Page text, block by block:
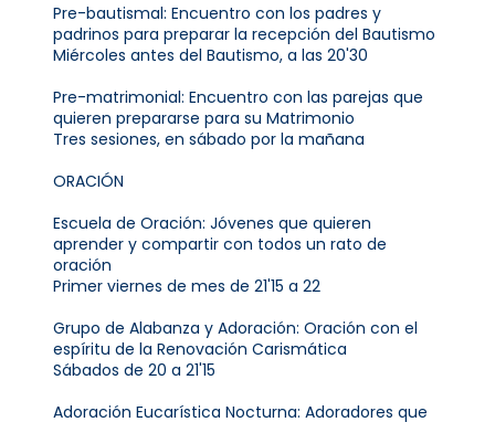
Pre-bautismal: Encuentro con los padres y
padrinos para preparar la recepción del Bautismo
Miércoles antes del Bautismo, a las 20'30
Pre-matrimonial: Encuentro con las parejas que
quieren prepararse para su Matrimonio
Tres sesiones, en sábado por la mañana
ORACIÓN
Escuela de Oración: Jóvenes que quieren
aprender y compartir con todos un rato de
oración
Primer viernes de mes de 21'15 a 22
Grupo de Alabanza y Adoración: Oración con el
espíritu de la Renovación Carismática
Sábados de 20 a 21'15
Adoración Eucarística Nocturna: Adoradores que